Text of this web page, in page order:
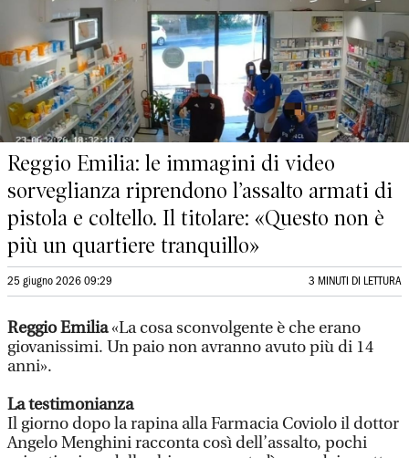
Reggio Emilia: le immagini di video
sorveglianza riprendono l’assalto armati di
pistola e coltello. Il titolare: «Questo non è
più un quartiere tranquillo»
25 giugno 2026 09:29 3 MINUTI DI LETTURA
Reggio Emilia«La cosa sconvolgente è che erano
giovanissimi. Un paio non avranno avuto più di 14
anni».
La testimonianza
Il giorno dopo la rapina alla Farmacia Coviolo il dottor
Angelo Menghini racconta così dell’assalto, pochi